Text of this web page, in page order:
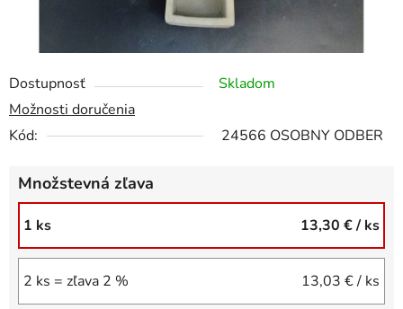
Dostupnosť
Skladom
Možnosti doručenia
Kód:
24566 OSOBNY ODBER
Množstevná zľava
1 ks 13,30 €/ ks
2 ks = zľava 2 % 13,03 €/ ks